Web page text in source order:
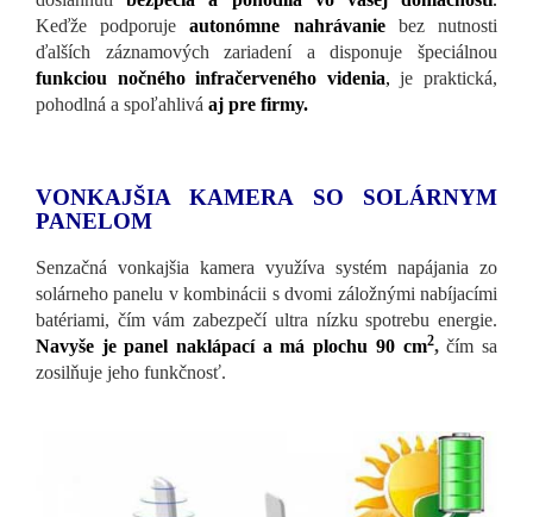
Keďže podporujeautonómne nahrávaniebez nutnosti
ďalších záznamových zariadení a disponuje špeciálnou
funkciou nočného infračerveného videnia, je praktická,
pohodlná a spoľahlivá aj pre firmy.
VONKAJŠIA KAMERA SO SOLÁRNYM
PANELOM
Senzačná vonkajšia kamera využíva systém napájania zo
solárneho panelu v kombinácii s dvomi záložnými nabíjacími
batériami, čím vám zabezpečí ultra nízku spotrebu energie.
Navyše je panel naklápací a má plochu 90 cm2,čím sa
zosilňuje jeho funkčnosť.